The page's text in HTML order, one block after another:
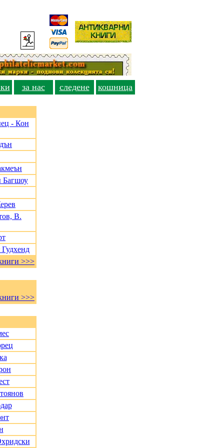
за нас следене
кошница
- Кон
Багшоу
В.
>>>
>>>